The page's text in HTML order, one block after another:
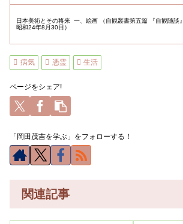
日本美術とその将来 一、絵画 （自観叢書第五篇 『自観随談』
昭和24年8月30日）
病気 憑霊 生活
ページをシェア!
「岡田茂吉を学ぶ」をフォローする！
関連記事